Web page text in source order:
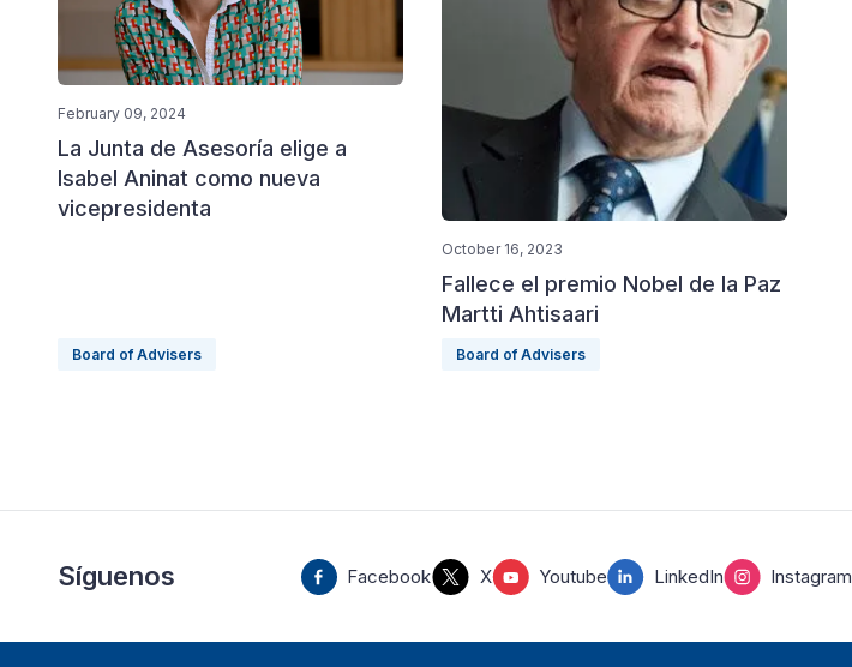
February 09, 2024
La Junta de Asesoría elige a
Isabel Aninat como nueva
vicepresidenta
Board of Advisers
October 16, 2023
Fallece el premio Nobel de la Paz
Martti Ahtisaari
Board of Advisers
Síguenos Facebook X Youtube LinkedIn Instagram